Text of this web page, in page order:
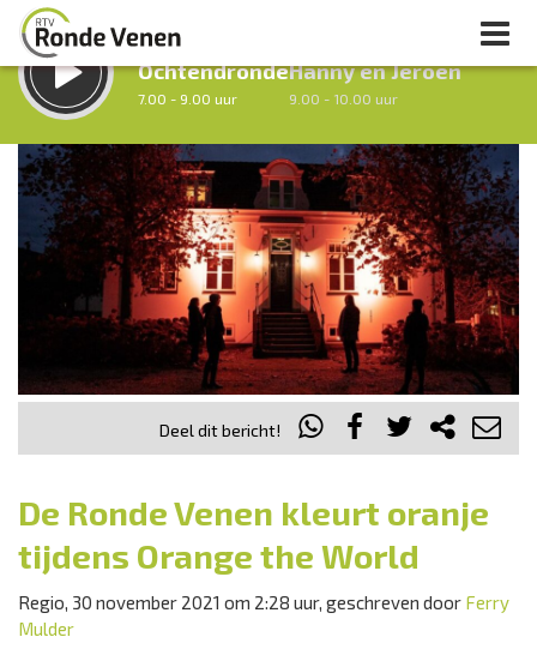
LUISTER LIVE:
Ochtendronde
7.00 - 9.00 uur
Hanny en Jeroen
9.00 - 10.00 uur
Vorig uur uur 1 van 0 Volgend uur
Inklappen
Deel dit bericht!
De Ronde Venen kleurt oranje
tijdens Orange the World
Regio, 30 november 2021 om 2:28 uur, geschreven door Ferry
Mulder